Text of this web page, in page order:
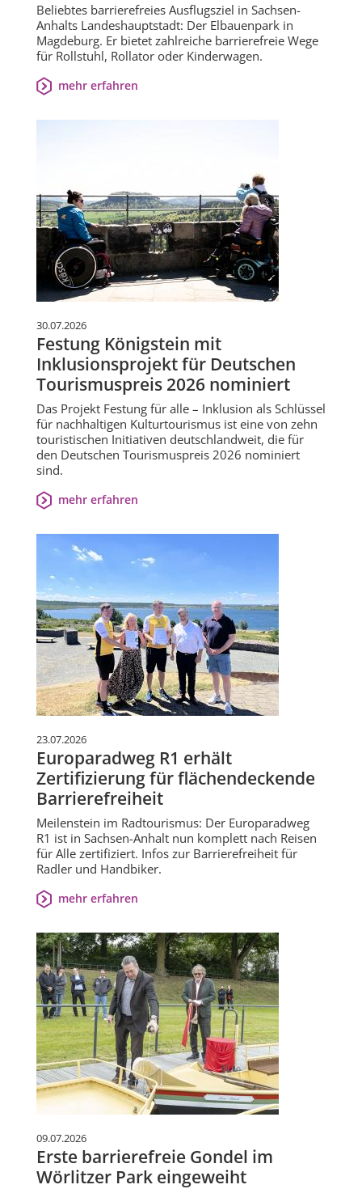
Beliebtes barrierefreies Ausflugsziel in Sachsen-
Anhalts Landeshauptstadt: Der Elbauenpark in
Magdeburg. Er bietet zahlreiche barrierefreie Wege
für Rollstuhl, Rollator oder Kinderwagen.
mehr erfahren
30.07.2026
Festung Königstein mit
Inklusionsprojekt für Deutschen
Tourismuspreis 2026 nominiert
Das Projekt Festung für alle – Inklusion als Schlüssel
für nachhaltigen Kulturtourismus ist eine von zehn
touristischen Initiativen deutschlandweit, die für
den Deutschen Tourismuspreis 2026 nominiert
sind.
mehr erfahren
23.07.2026
Europaradweg R1 erhält
Zertifizierung für flächendeckende
Barrierefreiheit
Meilenstein im Radtourismus: Der Europaradweg
R1 ist in Sachsen-Anhalt nun komplett nach Reisen
für Alle zertifiziert. Infos zur Barrierefreiheit für
Radler und Handbiker.
mehr erfahren
09.07.2026
Erste barrierefreie Gondel im
Wörlitzer Park eingeweiht